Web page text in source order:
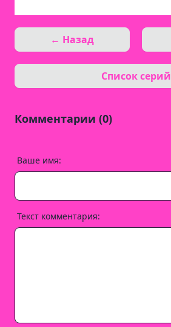
← Назад
Список серий
Комментарии (0)
Ваше имя:
Текст комментария: